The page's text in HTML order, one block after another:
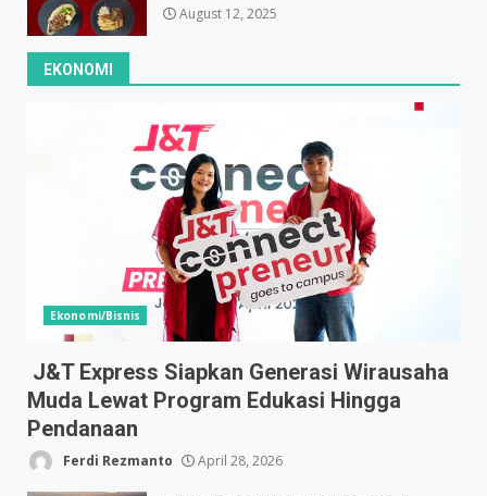
August 12, 2025
EKONOMI
Ekonomi/Bisnis
J&T Express Siapkan Generasi Wirausaha
Muda Lewat Program Edukasi Hingga
Pendanaan
Ferdi Rezmanto April 28, 2026